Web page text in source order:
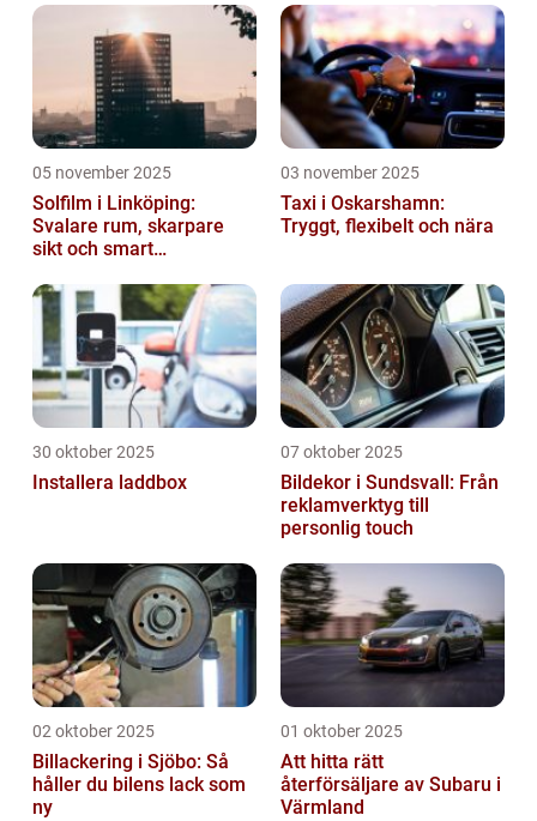
05 november 2025
Solfilm i Linköping:
Svalare rum, skarpare
sikt och smart
03 november 2025
Taxi i Oskarshamn:
Tryggt, flexibelt och nära
30 oktober 2025
Installera laddbox
07 oktober 2025
Bildekor i Sundsvall: Från
reklamverktyg till
personlig touch
02 oktober 2025
Billackering i Sjöbo: Så
håller du bilens lack som
ny
01 oktober 2025
Att hitta rätt
återförsäljare av Subaru i
Värmland